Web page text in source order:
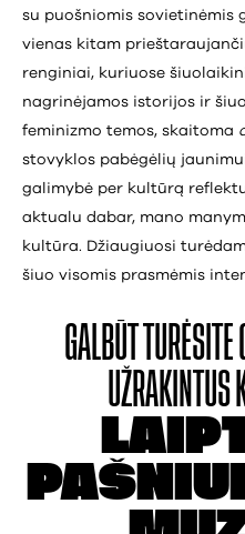
su puošniomis sovietinėmis
vienas kitam
renginiai, kuriuose
nagrinėjamos istorijos ir
feminizmo temos, skaitoma
stovyklos pabėgėlių
galimybė per kultūrą
aktualu dabar, mano
kultūra. Džiaugiuosi
šiuo visomis prasmėmis
GALBŪT TURĖSITE